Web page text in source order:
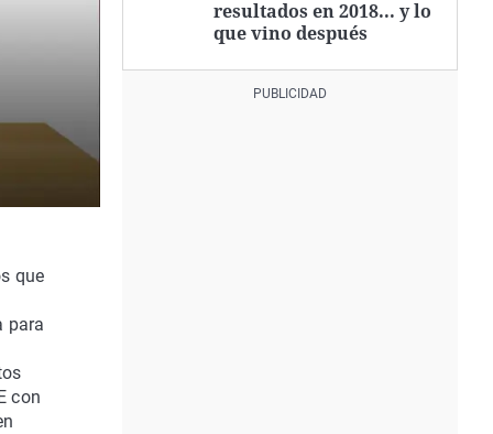
que
para
con
resultados en 2018... y lo
que vino después